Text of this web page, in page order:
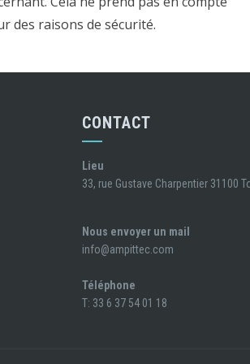
des raisons de sécurité.
CONTACT
Lieu
33, rue Gustave Charpentier 31100
Nous envoyer un mail
info@ampittec.com
Téléphone
T: 33 6 37 54 01 18